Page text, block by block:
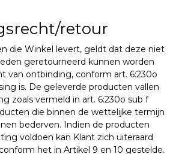
retour
die Winkel levert, geldt dat deze niet
geretourneerd kunnen worden
van ontbinding, conform art. 6:230o
is. De geleverde producten vallen
zoals vermeld in art. 6:230o sub f
die binnen de wettelijke termijn
bederven. Indien de producten
voldoen kan Klant zich uiteraard
het in Artikel 9 en 10 gestelde.